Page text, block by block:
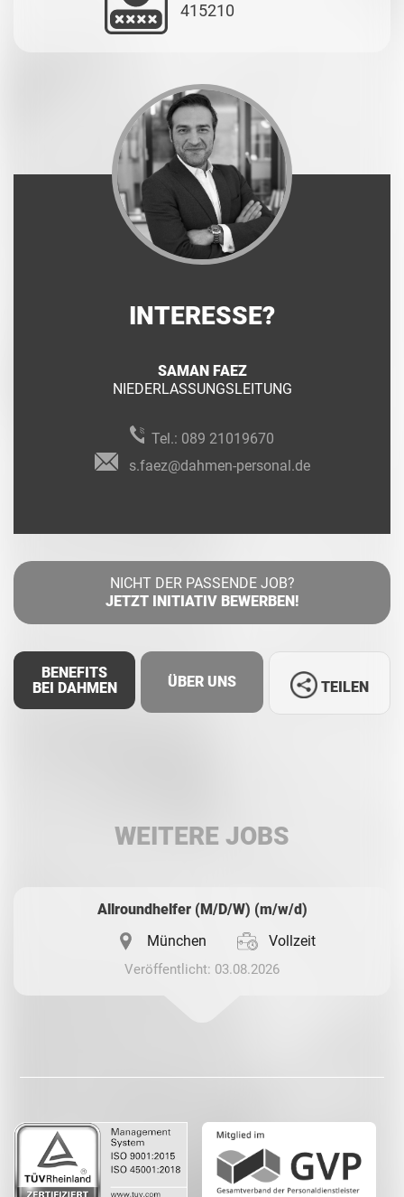
415210
INTERESSE?
SAMAN FAEZ
NIEDERLASSUNGSLEITUNG
Tel.: 089 21019670
s.faez@dahmen-personal.de
NICHT DER PASSENDE JOB?
JETZT INITIATIV BEWERBEN!
BENEFITS
BEI DAHMEN
ÜBER UNS TEILEN
WEITERE JOBS
Allroundhelfer (M/D/W) (m/w/d)
München
Vollzeit
Veröffentlicht: 03.08.2026